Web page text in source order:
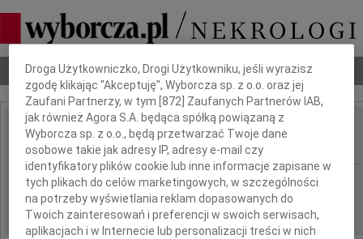
Nekrologi Odeszli Poradnik pogrzebowy
IMIĘ I NAZWISKO: Agnieszka Gołędowska
REGION: Warszawa
DATA EMISJI: 26.05.2026
Dbamy o Twoją prywatność
Droga Użytkowniczko, Drogi Użytkowniku, jeśli wyrazisz
zgodę klikając "Akceptuję", Wyborcza sp. z o.o. oraz jej
Zaufani Partnerzy, w tym [872] Zaufanych Partnerów IAB,
jak również Agora S.A. będąca spółką powiązaną z
Wyborcza sp. z o.o., będą przetwarzać Twoje dane
osobowe takie jak adresy IP, adresy e-mail czy
identyfikatory plików cookie lub inne informacje zapisane w
tych plikach do celów marketingowych, w szczególności
na potrzeby wyświetlania reklam dopasowanych do
Twoich zainteresowań i preferencji w swoich serwisach,
aplikacjach i w Internecie lub personalizacji treści w nich